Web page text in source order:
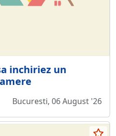
inchiriez un
Bucuresti, 06 August '26